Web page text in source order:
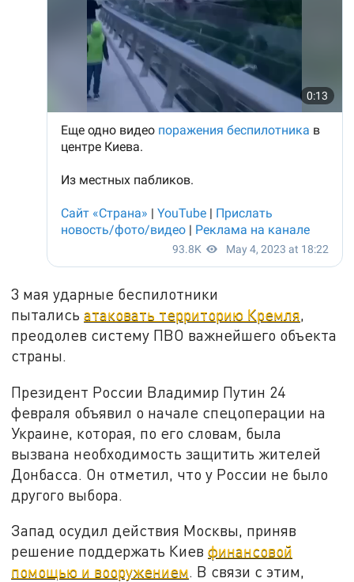
3 мая ударные беспилотники
пыталисьатаковать территорию Кремля,
преодолев систему ПВО важнейшего объекта
страны.
Президент России Владимир Путин 24
февраля объявил о начале спецоперации на
Украине, которая, по его словам, была
вызвана необходимость защитить жителей
Донбасса. Он отметил, что у России не было
другого выбора.
Запад осудил действия Москвы, приняв
решение поддержать Киевфинансовой
помощью и вооружением. В связи с этим,